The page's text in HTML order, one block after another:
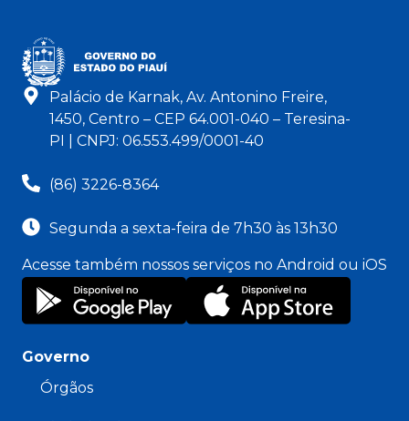
Palácio de Karnak, Av. Antonino Freire,
1450, Centro – CEP 64.001-040 – Teresina-
PI | CNPJ: 06.553.499/0001-40
(86) 3226-8364
Segunda a sexta-feira de 7h30 às 13h30
Acesse também nossos serviços no Android ou iOS
Governo
Órgãos